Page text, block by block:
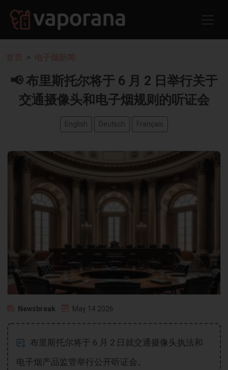
首页 电子烟新闻
📢 布里斯托尔将于 6 月 2 日举行关于
交通摄像头和电子烟规则的听证会
English Deutsch Français
Newsbreak May 14 2026
布里斯托尔将于 6 月 2 日就交通摄像头执法和
电子烟产品监管举行公开听证会。